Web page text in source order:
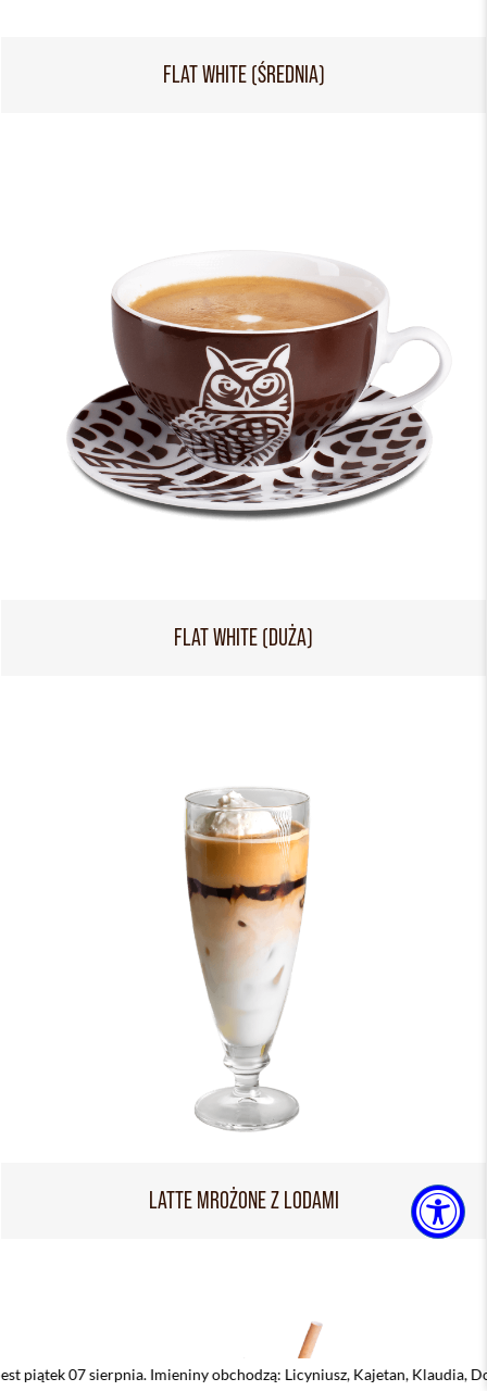
FLAT WHITE (ŚREDNIA)
FLAT WHITE (DUŻA)
LATTE MROŻONE Z LODAMI
Imieniny obchodzą: Licyniusz, Kajetan, Klaudia, Dobiemir, Dorota,